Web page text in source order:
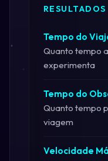
RESULTADOS
Tempo do
Quanto tempo
experimenta
Tempo do
Quanto tempo
viagem
Velocidade